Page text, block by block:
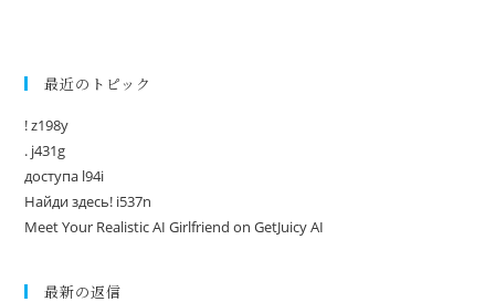
最近のトピック
! z198y
. j431g
доступа l94i
Найди здесь! i537n
Meet Your Realistic AI Girlfriend on GetJuicy AI
最新の返信